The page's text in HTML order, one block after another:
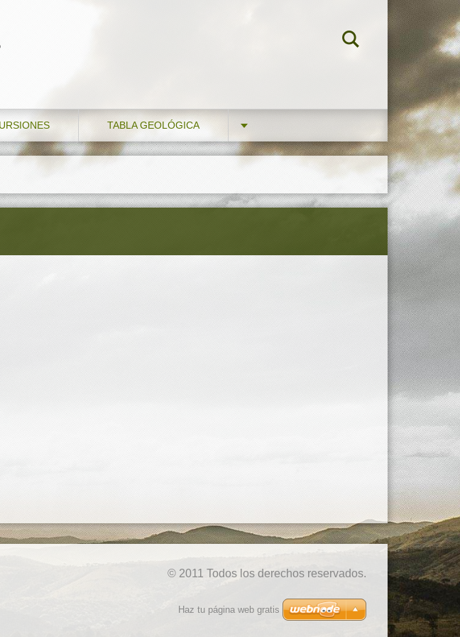
TABLA GEOLÓGICA
© 2011 Todos los derechos reservados.
Haz tu página web gratis